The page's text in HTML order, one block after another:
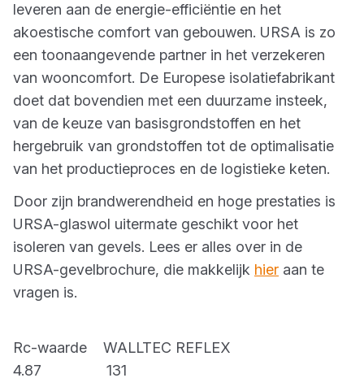
leveren aan de energie-efficiëntie en het
akoestische comfort van gebouwen. URSA is zo
een toonaangevende partner in het verzekeren
van wooncomfort. De Europese isolatiefabrikant
doet dat bovendien met een duurzame insteek,
van de keuze van basisgrondstoffen en het
hergebruik van grondstoffen tot de optimalisatie
van het productieproces en de logistieke keten.
Door zijn brandwerendheid en hoge prestaties is
URSA-glaswol uitermate geschikt voor het
isoleren van gevels. Lees er alles over in de
URSA-gevelbrochure, die makkelijk hier aan te
vragen is.
Rc-waarde WALLTEC REFLEX
4.87 131